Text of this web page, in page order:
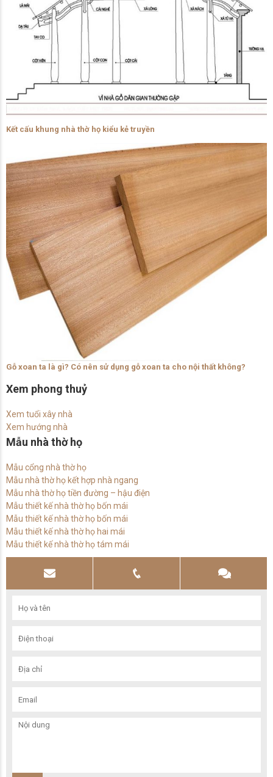
Kết cấu khung nhà thờ họ kiểu kẻ truyền
Gỗ xoan ta là gì? Có nên sử dụng gỗ xoan ta cho nội thất không?
Xem phong thuỷ
Xem tuổi xây nhà
Xem hướng nhà
Mẫu nhà thờ họ
Mẫu cổng nhà thờ họ
Mẫu nhà thờ họ kết hợp nhà ngang
Mẫu nhà thờ họ tiền đường – hậu điện
Mẫu thiết kế nhà thờ họ bốn mái
Mẫu thiết kế nhà thờ họ bốn mái
Mẫu thiết kế nhà thờ họ hai mái
Mẫu thiết kế nhà thờ họ tám mái